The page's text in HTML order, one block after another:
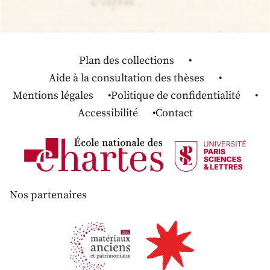
Plan des collections
Aide à la consultation des thèses
Mentions légales
Politique de confidentialité
Accessibilité
Contact
Nos partenaires